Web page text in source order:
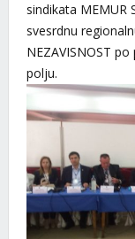
sindikata MEMUR
svesrdnu
NEZAVISNOST
polju.